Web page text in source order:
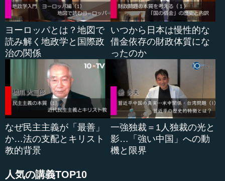
とが、台湾統合ということで正当化されるというものでも
ありません。
仮に中国の立場から正当化されるにしても、著しく台湾
のインフラストラクチャーを毀損してしまい、半導体メー
カー工場までも戦役に入ってきたりします。それはどうす
るのか。それから技術者やさまざまな企業体を壊すことに
なった場合、本来、平和裏に中国と統合していくからこそ
出てくる...
ヨーロッパとは？地図で
読み解く地政学と国際政
治の関係
いつから日本は慢性的な
借金依存の財政体質にな
ったのか
なぜ民主主義が「最善」
か…法の支配とキリスト
教的背景
一強独裁＝1人独裁の光と
影…「強い中国」への動
機と限界
人気の講義TOP10